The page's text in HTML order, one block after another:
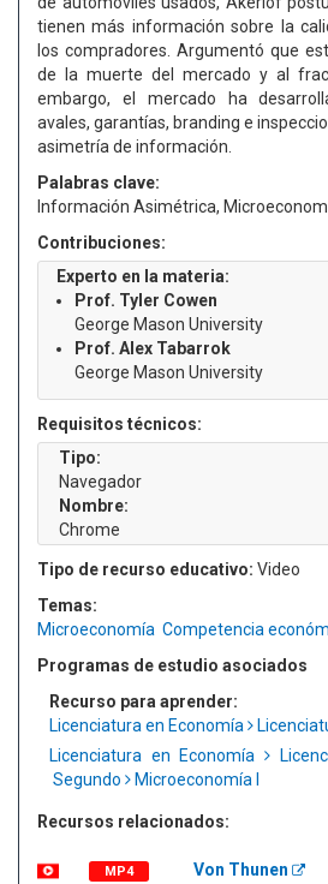
tienen más información sobre la
los compradores. Argumentó que
de la muerte del mercado y al
embargo, el mercado ha
avales, garantías, branding e
asimetría de información.
Palabras clave:
Información Asimétrica,
Contribuciones:
Experto en la materia:
Prof. Tyler Cowen
George Mason University
Prof. Alex Tabarrok
George Mason University
Requisitos técnicos:
Tipo:
Navegador
Nombre:
Chrome
Tipo de recurso educativo: Video
Temas:
Microeconomía Competencia
Programas de estudio asociados
Recurso para aprender:
Licenciatura en Economía
Licenciatura en Economía
Segundo
Microeconomía I
Recursos relacionados:
MP4 Von Thunen